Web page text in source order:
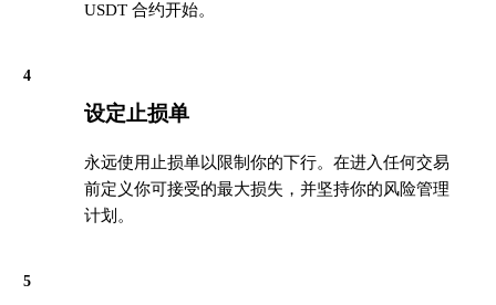
USDT 合约开始。
4
设定止损单
永远使用止损单以限制你的下行。在进入任何交易
前定义你可接受的最大损失，并坚持你的风险管理
计划。
5